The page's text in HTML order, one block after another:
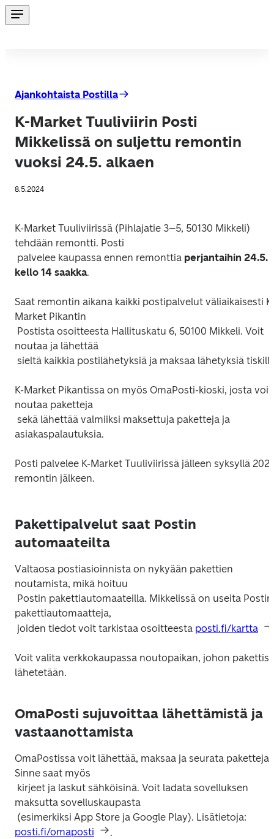
Ajankohtaista Postilla
K-Market Tuuliviirin Posti
Mikkelissä on suljettu remontin
vuoksi 24.5. alkaen
8.5.2024
K-Market Tuuliviirissä (Pihlajatie 3–5, 50130 Mikkeli)
tehdään remontti. Posti
palvelee kaupassa ennen remonttia perjantaihin 24.5.
kello 14 saakka
Saat remontin aikana kaikki postipalvelut väliaikaisesti
Market Pikantin
noutaa ja lähettää
K-Market Pikantissa on myös OmaPosti-kioski, josta voit
noutaa paketteja
Posti palvelee K-Market Tuuliviirissä jälleen syksyllä
remontin jälkeen.
Pakettipalvelut saat Postin
automaateilta
Valtaosa postiasioinnista on nykyään pakettien
noutamista, mikä hoituu
pakettiautomaatteja,
joiden tiedot voit tarkistaa osoitteesta posti.fi/kartta
Voit valita verkkokaupassa noutopaikan, johon pakettisi
OmaPosti sujuvoittaa lähettämistä ja
vastaanottamista
OmaPostissa voit lähettää, maksaa ja seurata paketteja.
Sinne saat myös
maksutta sovelluskaupasta
posti.fi/omaposti
.